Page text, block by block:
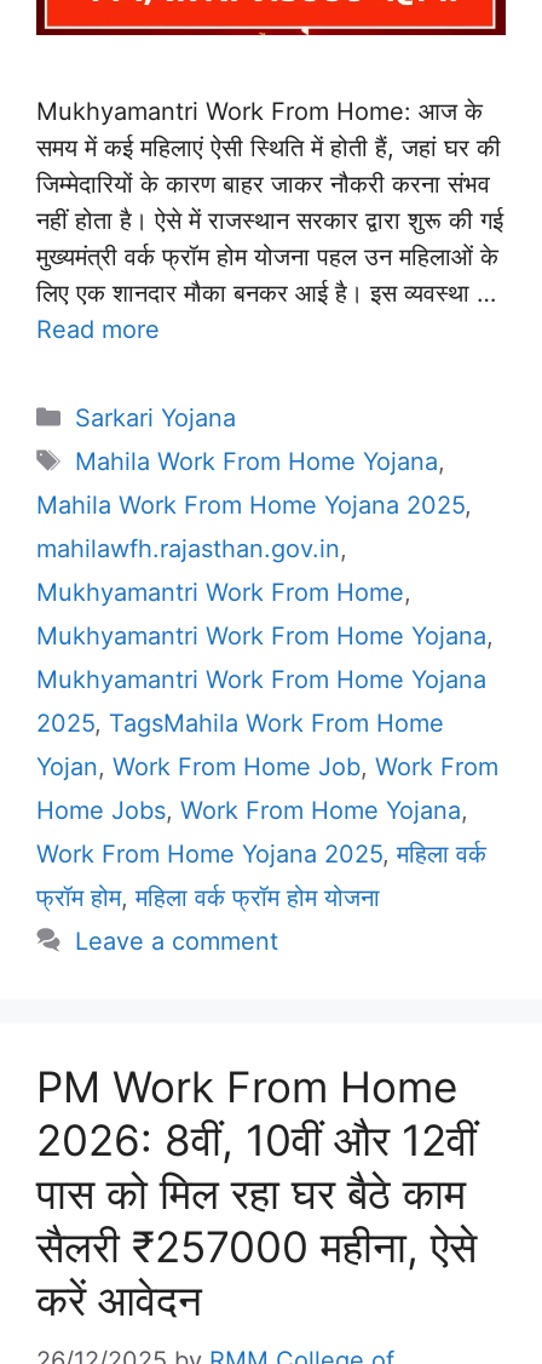
Mukhyamantri Work From Home: आज के
समय में कई महिलाएं ऐसी स्थिति में होती हैं, जहां घर की
जिम्मेदारियों के कारण बाहर जाकर नौकरी करना संभव
नहीं होता है। ऐसे में राजस्थान सरकार द्वारा शुरू की गई
मुख्यमंत्री वर्क फ्रॉम होम योजना पहल उन महिलाओं के
लिए एक शानदार मौका बनकर आई है। इस व्यवस्था …
Read more
Categories
Sarkari Yojana
Tags
Mahila Work From Home Yojana,
Mahila Work From Home Yojana 2025,
mahilawfh.rajasthan.gov.in,
Mukhyamantri Work From Home,
Mukhyamantri Work From Home Yojana,
Mukhyamantri Work From Home Yojana
2025, TagsMahila Work From Home
Yojan, Work From Home Job, Work From
Home Jobs, Work From Home Yojana,
Work From Home Yojana 2025,महिला वर्क
फ्रॉम होम,महिला वर्क फ्रॉम होम योजना
Leave a comment
PM Work From Home
2026: 8वीं, 10वीं और 12वीं
पास को मिल रहा घर बैठे काम
सैलरी ₹257000 महीना, ऐसे
करें आवेदन